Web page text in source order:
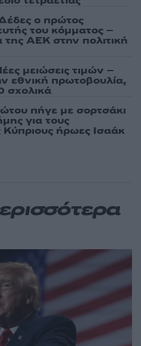
ο πρώτος
του κόμματος –
της ΑΕΚ στην πολιτική
μειώσεις τιμών –
εθνική πρωτοβουλία,
σχολικά
πήγε με σορτσάκι
για τους
ήρωες Ισαάκ